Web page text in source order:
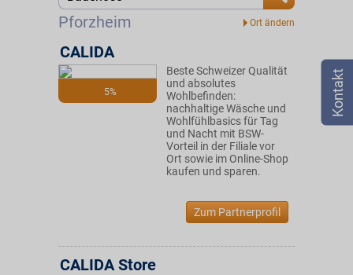
☎ 0800 - 279 25 82
Pforzheim
5%
CALIDA
Beste Schweizer Qualität
und absolutes
Wohlbefinden:
nachhaltige Wäsche und
Wohlfühlbasics für Tag
und Nacht mit BSW-
Vorteil in der Filiale vor
Ort sowie im Online-Shop
kaufen und sparen.
Zum Partnerprofil
CALIDA Store